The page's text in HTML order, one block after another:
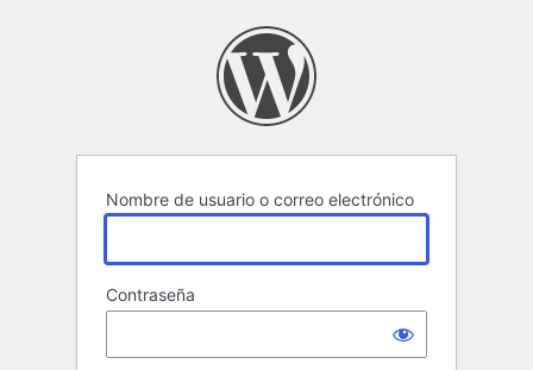
Nombre de usuario o correo electrónico
Contraseña